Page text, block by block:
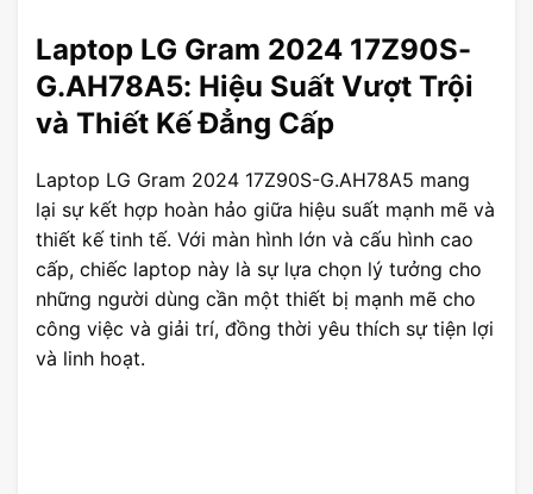
Laptop LG Gram 2024 17Z90S-
G.AH78A5: Hiệu Suất Vượt Trội
và Thiết Kế Đẳng Cấp
Laptop LG Gram 2024 17Z90S-G.AH78A5 mang
lại sự kết hợp hoàn hảo giữa hiệu suất mạnh mẽ và
thiết kế tinh tế. Với màn hình lớn và cấu hình cao
cấp, chiếc laptop này là sự lựa chọn lý tưởng cho
những người dùng cần một thiết bị mạnh mẽ cho
công việc và giải trí, đồng thời yêu thích sự tiện lợi
và linh hoạt.